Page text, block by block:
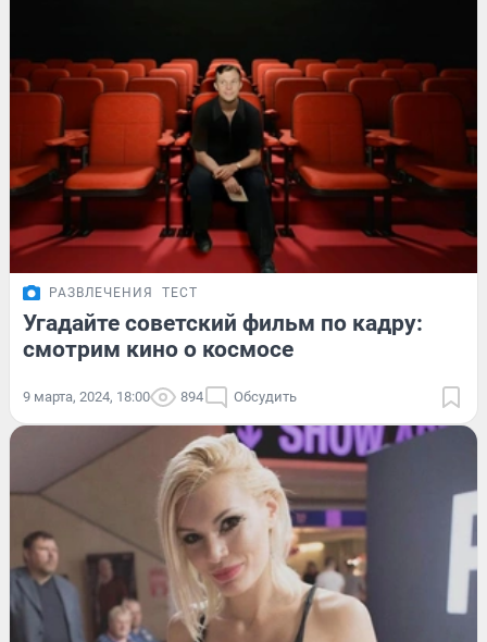
РАЗВЛЕЧЕНИЯ ТЕСТ
Угадайте советский фильм по кадру:
смотрим кино о космосе
9 марта, 2024, 18:00 894 Обсудить